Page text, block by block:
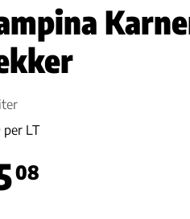
per LT
08